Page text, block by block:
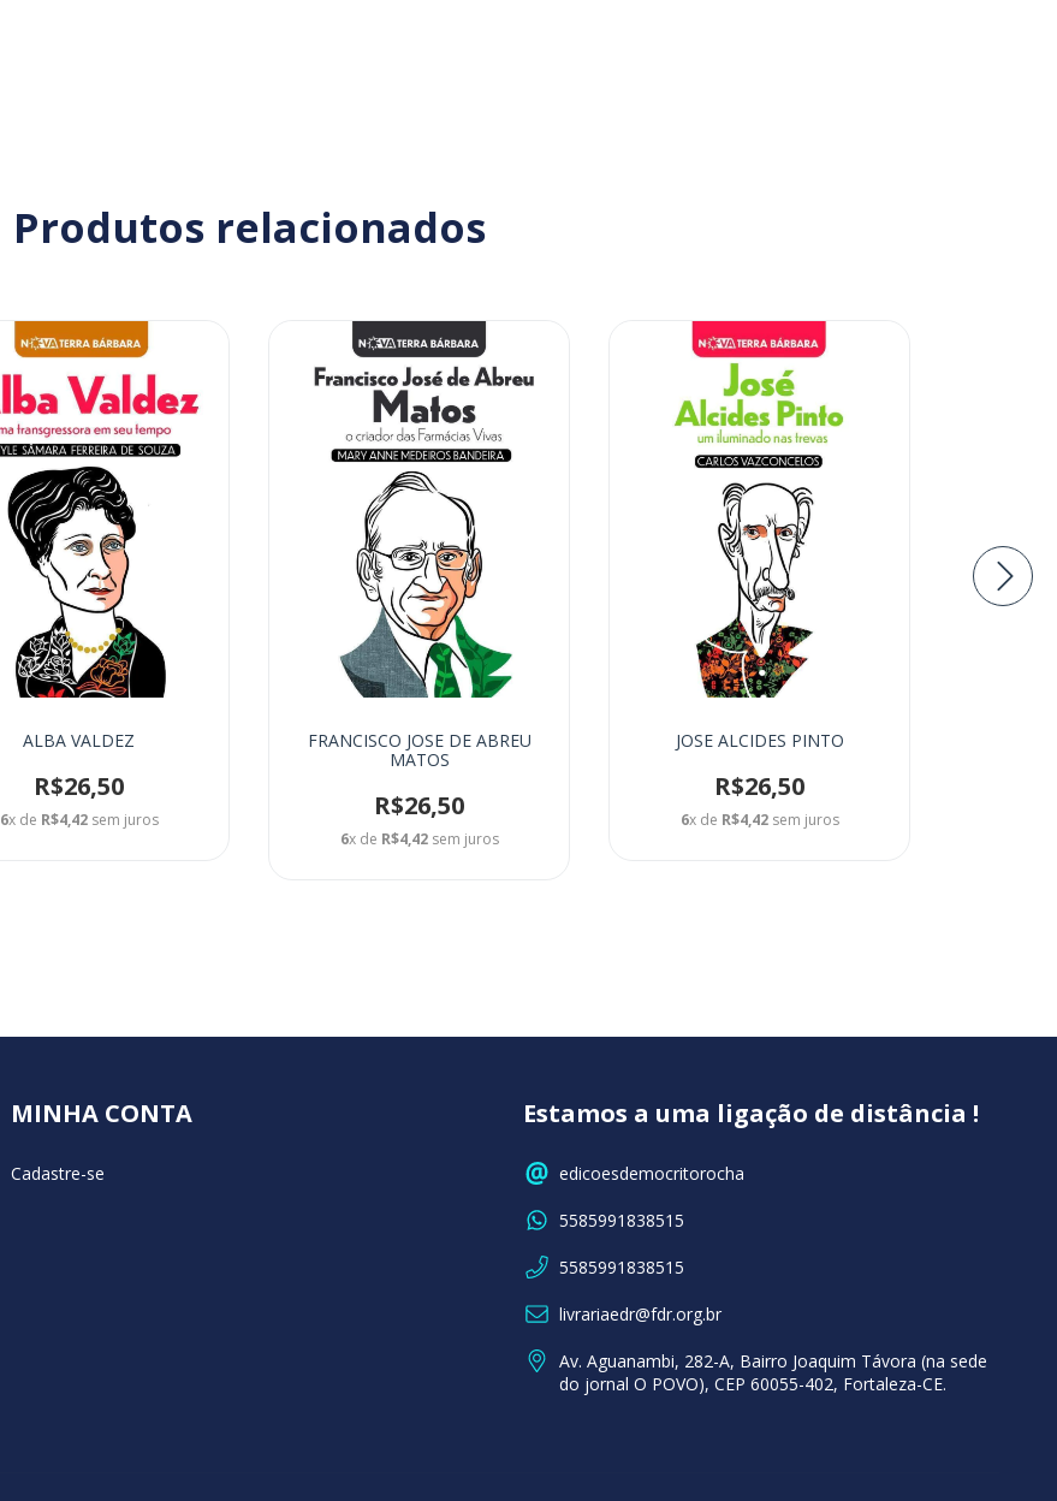
Produtos relacionados
ALBA VALDEZ
R$26,50
6x de R$4,42sem juros
FRANCISCO JOSE DE ABREU
MATOS
R$26,50
6x de R$4,42sem juros
JOSE ALCIDES PINTO
R$26,50
6x de R$4,42sem juros
MINHA CONTA
Cadastre-se
Estamos a uma ligação de distância !
edicoesdemocritorocha
5585991838515
5585991838515
livrariaedr@fdr.org.br
Av. Aguanambi, 282-A, Bairro Joaquim Távora (na sede
do jornal O POVO), CEP 60055-402, Fortaleza-CE.